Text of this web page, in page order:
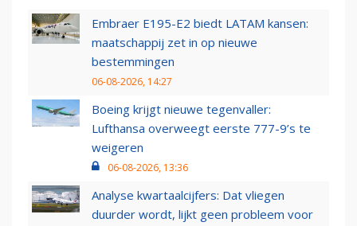
Embraer E195-E2 biedt LATAM kansen:
maatschappij zet in op nieuwe
bestemmingen
06-08-2026, 14:27
Boeing krijgt nieuwe tegenvaller:
Lufthansa overweegt eerste 777-9’s te
weigeren
06-08-2026, 13:36
Analyse kwartaalcijfers: Dat vliegen
duurder wordt, lijkt geen probleem voor